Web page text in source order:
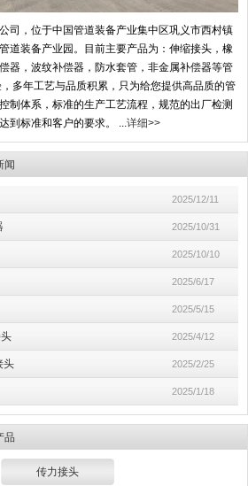
司，位于中国管道装备产业集中区巩义市西村镇
道装备产业园。目前主要产品为：伸缩接头，橡
器，波纹补偿器，防水套管，非金属补偿器等管
多年工艺与品质积累，只为给您提供高品质的管
制体系，标准的生产工艺流程，规范的出厂检测
到标准和客户的要求。 ... 详细>>
闻
2025/12/11
2025/10/31
2025/10/10
2025/6/17
2025/5/15
2025/4/12
头 2025/2/25
2025/1/18
品
传力接头